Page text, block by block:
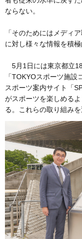
ならない。
「そのためにはメディ
に対し様々な情報を積
5月1日には東京都立
「TOKYOスポーツ施
スポーツ案内サイト「
がスポーツを楽しめる
る。これらの取り組み